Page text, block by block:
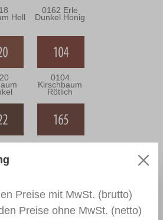
Hell
0162 Erle
Dunkel Honig
0104
Kirschbaum
Rötlich
0165
0142 Eiche
Preise mit MwSt. (brutto)
Preise ohne MwSt. (netto)